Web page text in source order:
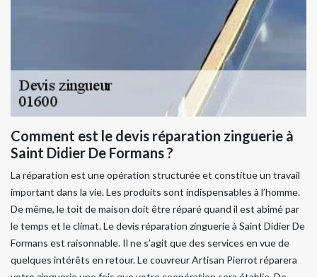
Comment est le devis réparation zinguerie à
Saint Didier De Formans ?
La réparation est une opération structurée et constitue un travail
important dans la vie. Les produits sont indispensables à l’homme.
De même, le toit de maison doit être réparé quand il est abimé par
le temps et le climat. Le devis réparation zinguerie à Saint Didier De
Formans est raisonnable. Il ne s’agit que des services en vue de
quelques intérêts en retour. Le couvreur Artisan Pierrot réparera